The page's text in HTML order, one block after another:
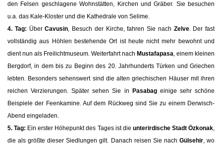
den Felsen geschlagene Wohnstätten, Kirchen und Gräber. Sie besuchen
u.a. das Kale-Kloster und die Kathedrale von Selime.
4. Tag: ÜberCavusin, Besuch der Kirche, fahren Sie nach Zelve. Der fast
vollständig aus Höhlen bestehende Ort ist heute nicht mehr bewohnt und
dient nun als Freilichtmuseum. Weiterfahrt nach Mustafapasa, einem kleinen
Bergdorf, in dem bis zu Beginn des 20. Jahrhunderts Türken und Griechen
lebten. Besonders sehenswert sind die alten griechischen Häuser mit ihren
reichen Verzierungen. Später sehen Sie in
Pasabag einige sehr schöne
Beispiele der Feenkamine. Auf dem Rückweg sind Sie zu einem Derwisch-
Abend eingeladen.
5. Tag: Ein erster Höhepunkt des Tages ist die unterirdische Stadt Özkonak,
die als größte dieser Siedlungen gilt. Danach reisen Sie nach Gülsehir, wo